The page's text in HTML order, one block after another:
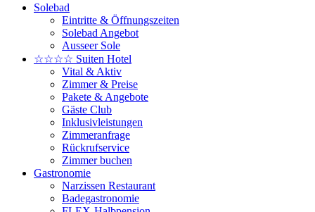
Solebad
Eintritte & Öffnungszeiten
Solebad Angebot
Ausseer Sole
☆☆☆☆ Suiten Hotel
Vital & Aktiv
Zimmer & Preise
Pakete & Angebote
Gäste Club
Inklusivleistungen
Zimmeranfrage
Rückrufservice
Zimmer buchen
Gastronomie
Narzissen Restaurant
Badegastronomie